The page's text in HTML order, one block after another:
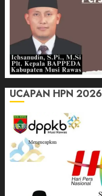
UCAPAN HPN 2026